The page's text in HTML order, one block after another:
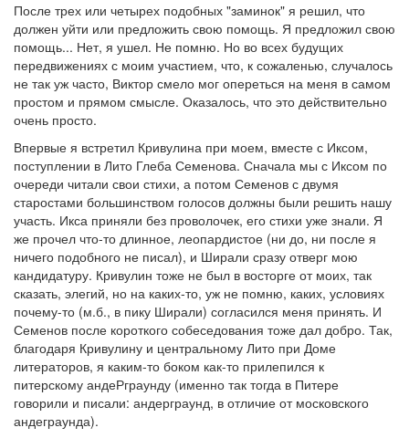
После трех или четырех подобных "заминок" я решил, что
должен уйти или предложить свою помощь. Я предложил свою
помощь... Нет, я ушел. Не помню. Но во всех будущих
передвижениях с моим участием, что, к сожаленью, случалось
не так уж часто, Виктор смело мог опереться на меня в самом
простом и прямом смысле. Оказалось, что это действительно
очень просто.
Впервые я встретил Кривулина при моем, вместе с Иксом,
поступлении в Лито Глеба Семенова. Сначала мы с Иксом по
очереди читали свои стихи, а потом Семенов с двумя
старостами большинством голосов должны были решить нашу
участь. Икса приняли без проволочек, его стихи уже знали. Я
же прочел что-то длинное, леопардистое (ни до, ни после я
ничего подобного не писал), и Ширали сразу отверг мою
кандидатуру. Кривулин тоже не был в восторге от моих, так
сказать, элегий, но на каких-то, уж не помню, каких, условиях
почему-то (м.б., в пику Ширали) согласился меня принять. И
Семенов после короткого собеседования тоже дал добро. Так,
благодаря Кривулину и центральному Лито при Доме
литераторов, я каким-то боком как-то прилепился к
питерскому андеРграунду (именно так тогда в Питере
говорили и писали: андерграунд, в отличие от московского
андеграунда).